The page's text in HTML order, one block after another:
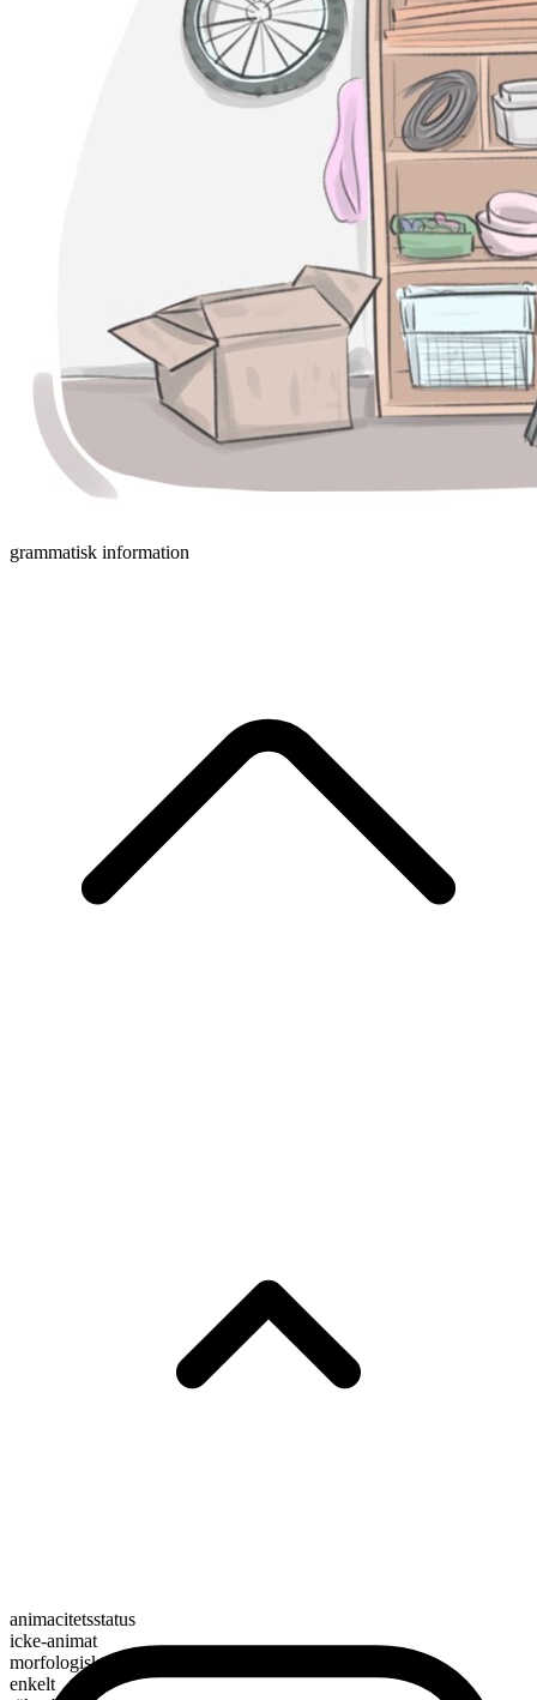
grammatisk information
animacitetsstatus
icke-animat
morfologisk sammansättning
enkelt